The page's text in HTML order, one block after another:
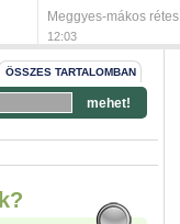
Meggyes-mákos rétes
12:03
ÖSSZES TARTALOMBAN
mehet!